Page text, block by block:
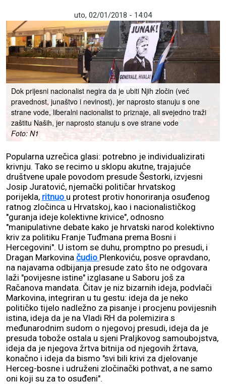
uto, 02/01/2018 - 14:04
Dok prijesni nacionalist negira da je ubiti Njih zločin (već
pravednost, junaštvo i nevinost), jer naprosto stanuju s one
strane vode, liberalni nacionalist to priznaje, ali svejedno traži
zaštitu Naših, jer naprosto stanuju s ove strane vode
Foto: N1
Popularna uzrečica glasi: potrebno je individualizirati
krivnju. Tako se recimo u sklopu akutne, trajajuće
društvene upale povodom presude Šestorki, izvjesni
Josip Juratović, njemački političar hrvatskog
porijekla, ritnuo u protest protiv honoriranja osuđenog
ratnog zločinca u Hrvatskoj, kao i nacionalističkog
"guranja ideje kolektivne krivice", odnosno
"manipulativne debate kako je hrvatski narod kolektivno
kriv za politiku Franje Tuđmana prema Bosni i
Hercegovini". U istom se duhu, promptno po presudi, i
Dragan Markovina čudio Plenkoviću, posve opravdano,
na najavama odbijanja presude zato što ne odgovara
laži "povijesne istine" izglasane u Saboru još za
Račanova mandata. Čitav je niz bizarnih ideja, podvlači
Markovina, integriran u tu gestu: ideja da je neko
političko tijelo nadležno za pisanje i procjenu povijesnih
istina, ideja da je na Vladi RH da polemizira s
međunarodnim sudom o njegovoj presudi, ideja da je
presuda tobože ostala u sjeni Praljkovog samoubojstva,
ideja da je njegova žrtva bitnija od njegovih žrtava,
konačno i ideja da bismo "svi bili krivi za djelovanje
Herceg-bosne i udruženi zločinački pothvat, a ne samo
oni koji su za to osuđeni".